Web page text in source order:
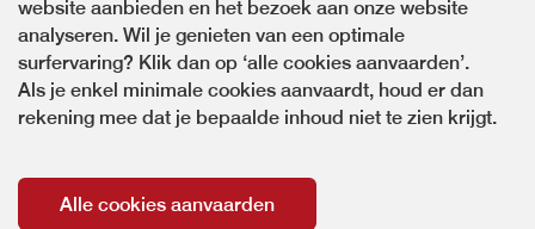
Social Media
Algemene voorwaarden
Cookies
Privacy
website aanbieden en het bezoek aan onze website
analyseren. Wil je genieten van een optimale
surfervaring? Klik dan op ‘alle cookies aanvaarden’.
Als je enkel minimale cookies aanvaardt, houd er dan
rekening mee dat je bepaalde inhoud niet te zien krijgt.
Alle cookies aanvaarden